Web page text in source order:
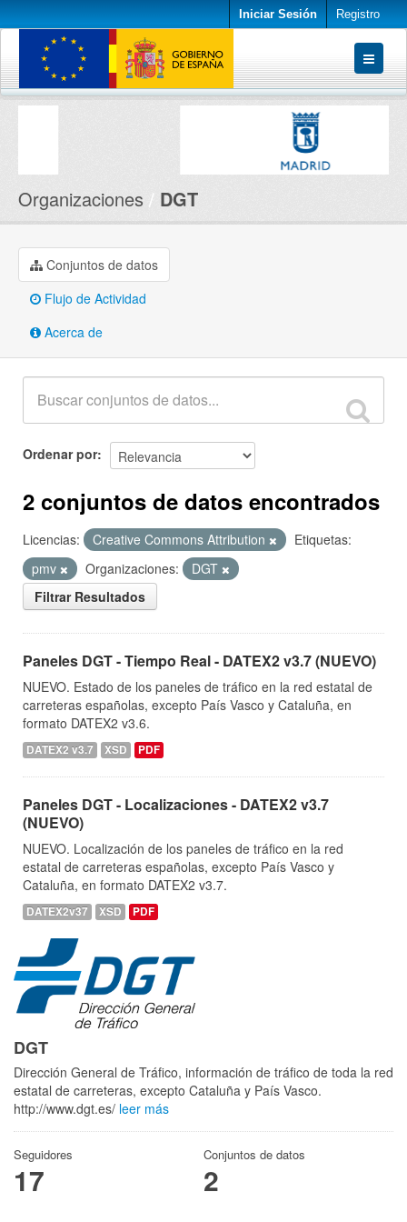
Iniciar Sesión Registro
Conjuntos de datos
Organizaciones DGT
Conjuntos de datos
Flujo de Actividad
Acerca de
Ordenar por
2 conjuntos de datos encontrados
Licencias: Creative Commons Attribution
Etiquetas:
pmv
Organizaciones:
DGT
Filtrar Resultados
Paneles DGT - Tiempo Real - DATEX2 v3.7 (NUEVO)
NUEVO. Estado de los paneles de tráfico en la red estatal de
carreteras españolas, excepto País Vasco y Cataluña, en
formato DATEX2 v3.6.
DATEX2 v3.7 XSD PDF
Paneles DGT - Localizaciones - DATEX2 v3.7
(NUEVO)
NUEVO. Localización de los paneles de tráfico en la red
estatal de carreteras españolas, excepto País Vasco y
Cataluña, en formato DATEX2 v3.7.
DATEX2v37 XSD PDF
DGT
Dirección General de Tráfico, información de tráfico de toda la red
estatal de carreteras, excepto Cataluña y País Vasco.
http://www.dgt.es/ leer más
Seguidores
17
Conjuntos de datos
2